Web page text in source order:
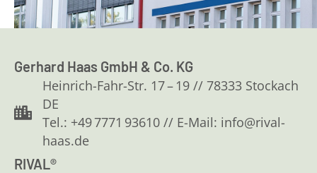
Gerhard Haas GmbH & Co. KG
Heinrich-Fahr-Str. 17 – 19 // 78333 Stockach
DE
Tel.: +49 7771 93610 // E-Mail: info@rival-
haas.de
RIVAL®